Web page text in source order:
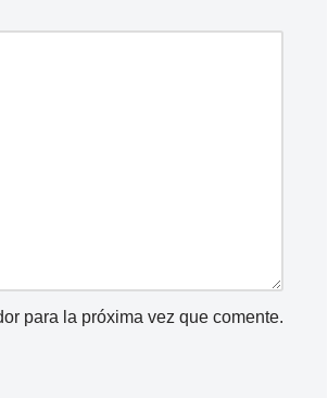
para la próxima vez que comente.